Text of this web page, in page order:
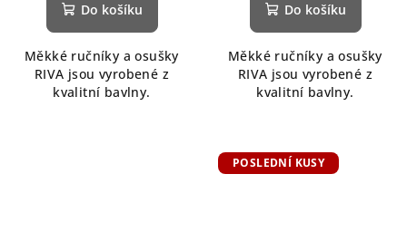
Do košíku
Měkké ručníky a osušky
RIVA jsou vyrobené z
kvalitní bavlny.
Do košíku
Měkké ručníky a osušky
RIVA jsou vyrobené z
kvalitní bavlny.
POSLEDNÍ KUSY